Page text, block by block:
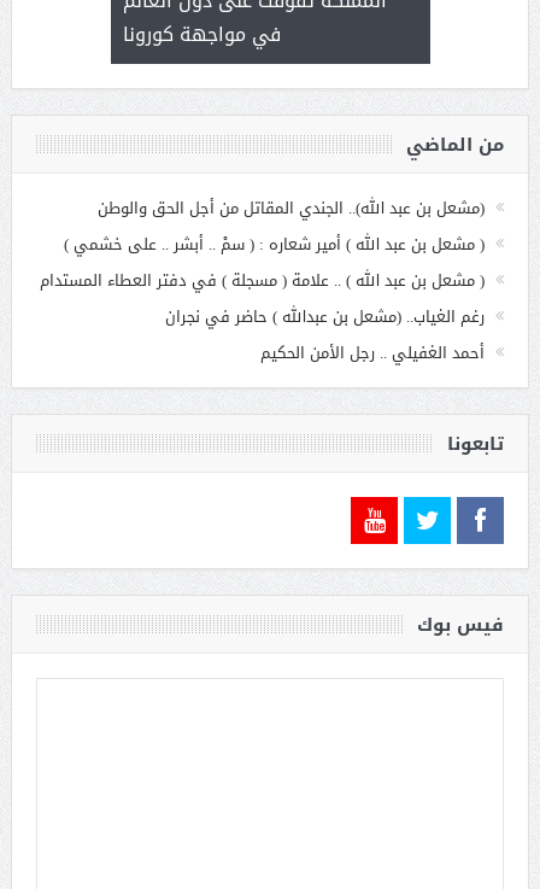
في مواجهة كورونا
من الماضي
(مشعل بن عبد الله).. الجندي المقاتل من أجل الحق والوطن
( مشعل بن عبد الله ) أمير شعاره : ( سمْ .. أبشر .. على خشمي )
( مشعل بن عبد الله ) .. علامة ( مسجلة ) في دفتر العطاء المستدام
رغم الغياب.. (مشعل بن عبدالله ) حاضر في نجران
أحمد الغفيلي .. رجل الأمن الحكيم
تابعونا
فيس بوك